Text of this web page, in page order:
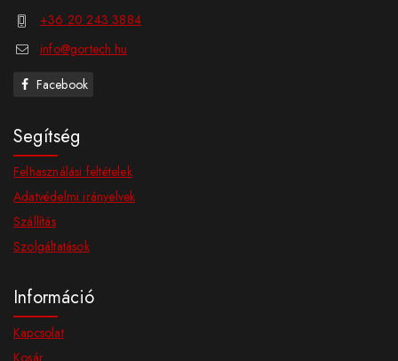
+36 20 243 3884
info@gortech.hu
Facebook
Segítség
Felhasználási feltételek
Adatvédelmi irányelvek
Szállítás
Szolgáltatások
Információ
Kapcsolat